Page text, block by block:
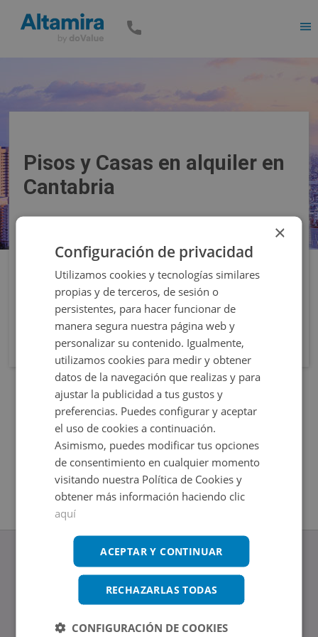
Pisos y Casas en alquiler en
Cantabria
Filtros
www.altamirainmuebles.com
Edificio Skylight
Avenida de Manoteras 14-16, 28050, Madrid
×
Configuración de privacidad
Utilizamos cookies y tecnologías similares
propias y de terceros, de sesión o
persistentes, para hacer funcionar de
manera segura nuestra página web y
personalizar su contenido. Igualmente,
utilizamos cookies para medir y obtener
datos de la navegación que realizas y para
ajustar la publicidad a tus gustos y
preferencias. Puedes configurar y aceptar
el uso de cookies a continuación.
Asimismo, puedes modificar tus opciones
de consentimiento en cualquier momento
visitando nuestra Política de Cookies y
obtener más información haciendo clic
aquí
ACEPTAR Y CONTINUAR
RECHAZARLAS TODAS
CONFIGURACIÓN DE COOKIES